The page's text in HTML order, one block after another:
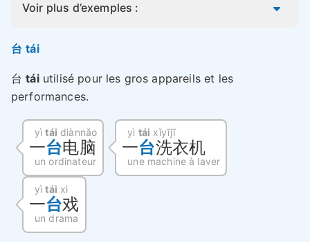
Voir plus d’exemples :
台 tái
台táiutilisé pour les gros appareils et les
performances.
yìtái diànnǎo
一台电脑
un ordinateur
yì tái xǐyījī
一台洗衣机
une machine à laver
yìtái xì
一台戏
un drama